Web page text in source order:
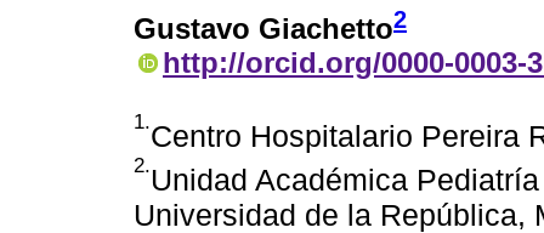
Gustavo Giachetto2
http://orcid.org/0000-0003-
1.Centro Hospitalario Pereira
2.Unidad Académica
Universidad de la República,